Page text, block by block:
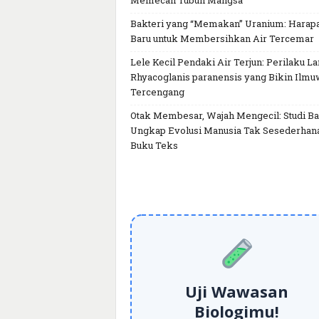
Bakteri yang “Memakan” Uranium:
Baru untuk Membersihkan Air Tercemar
Lele Kecil Pendaki Air Terjun: Perilaku
Rhyacoglanis paranensis yang Bikin
Tercengang
Otak Membesar, Wajah Mengecil: Studi
Ungkap Evolusi Manusia Tak
Buku Teks
Uji Wawasan
Biologimu!